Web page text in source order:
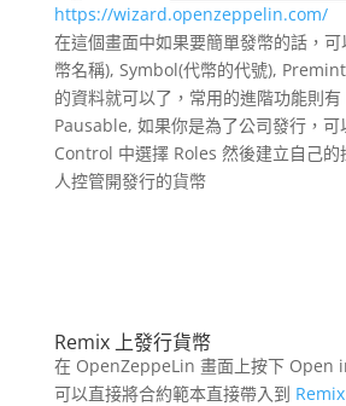
https://wizard.openzeppelin.com/
在這個畫面中如果要簡單發幣的話，
幣名稱), Symbol(代幣的代號),
的資料就可以了，常用的進階功能則
Pausable, 如果你是為了公司發行，可
Control 中選擇 Roles 然後建立自己的
人控管開發行的貨幣
Remix 上發行貨幣
在 OpenZeppeLin 畫面上按下 Open
可以直接將合約範本直接帶入到 Remix